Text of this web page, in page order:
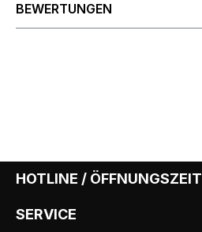
BEWERTUNGEN
HOTLINE /
SERVICE